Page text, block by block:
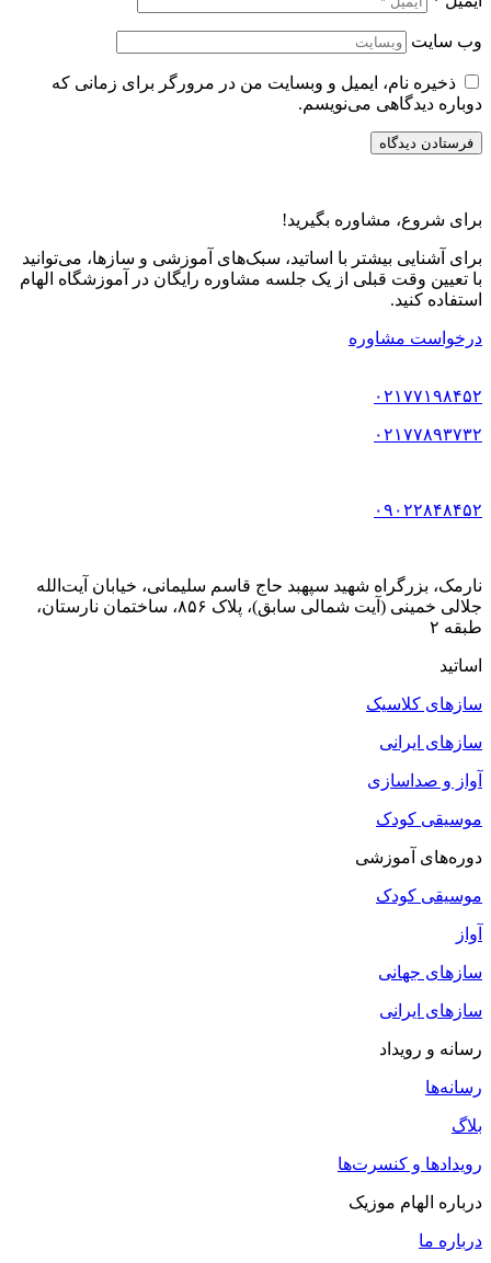
وب‌ سایت
ذخیره نام، ایمیل و وبسایت من در مرورگر برای زمانی که
دوباره دیدگاهی می‌نویسم.
برای شروع، مشاوره بگیرید!
برای آشنایی بیشتر با اساتید، سبک‌های آموزشی و سازها، می‌توانید
با تعیین وقت قبلی از یک جلسه مشاوره رایگان در آموزشگاه الهام
استفاده کنید.
درخواست مشاوره
۰۲۱۷۷۱۹۸۴۵۲
۰۲۱۷۷۸۹۳۷۳۲
۰۹۰۲۲۸۴۸۴۵۲
نارمک، بزرگراه شهید سپهبد حاج قاسم سلیمانی، خیابان آیت‌الله
جلالی خمینی (آیت شمالی سابق)، پلاک ۸۵۶، ساختمان نارستان،
طبقه ۲
اساتید
سازهای کلاسیک
سازهای ایرانی
آواز و صداسازی
موسیقی کودک
دوره‌های آموزشی
موسیقی کودک
آواز
سازهای جهانی
سازهای ایرانی
رسانه و رویداد
رسانه‌ها
بلاگ
رویدادها و کنسرت‌ها
درباره الهام موزیک
درباره ما